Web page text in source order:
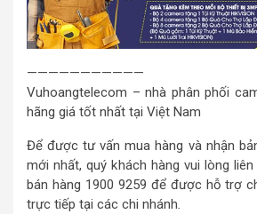
———————————
Vuhoangtelecom – nhà phân phối
hãng giá tốt nhất tại Việt Nam
Để được tư vấn mua hàng và nhận
mới nhất, quý khách hàng vui lòng
bán hàng 1900 9259 để được hỗ trợ
trực tiếp tại các chi nhánh.